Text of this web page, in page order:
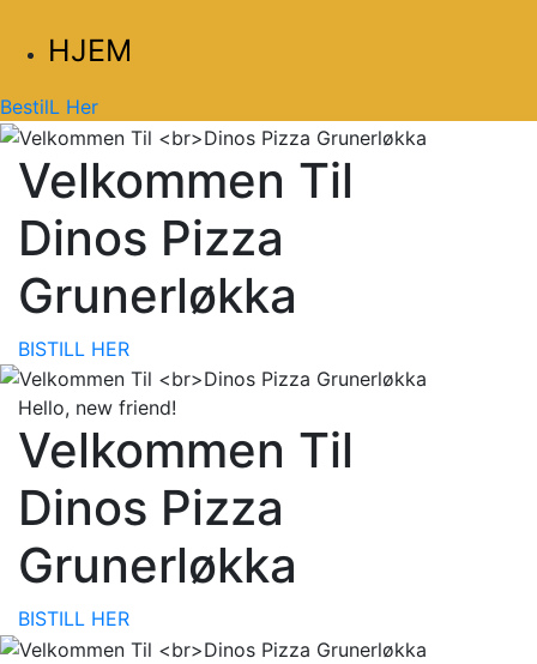
HJEM
BestilL Her
Velkommen Til
Dinos Pizza
Grunerløkka
BISTILL HER
Hello, new friend!
Velkommen Til
Dinos Pizza
Grunerløkka
BISTILL HER